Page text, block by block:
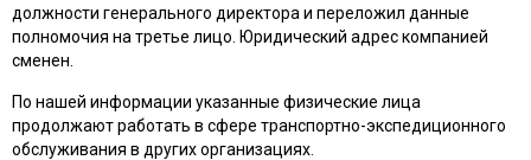
должности генерального директора и переложил данные
полномочия на третье лицо. Юридический адрес компанией
сменен.
По нашей информации указанные физические лица
продолжают работать в сфере транспортно-экспедиционного
обслуживания в других организациях.